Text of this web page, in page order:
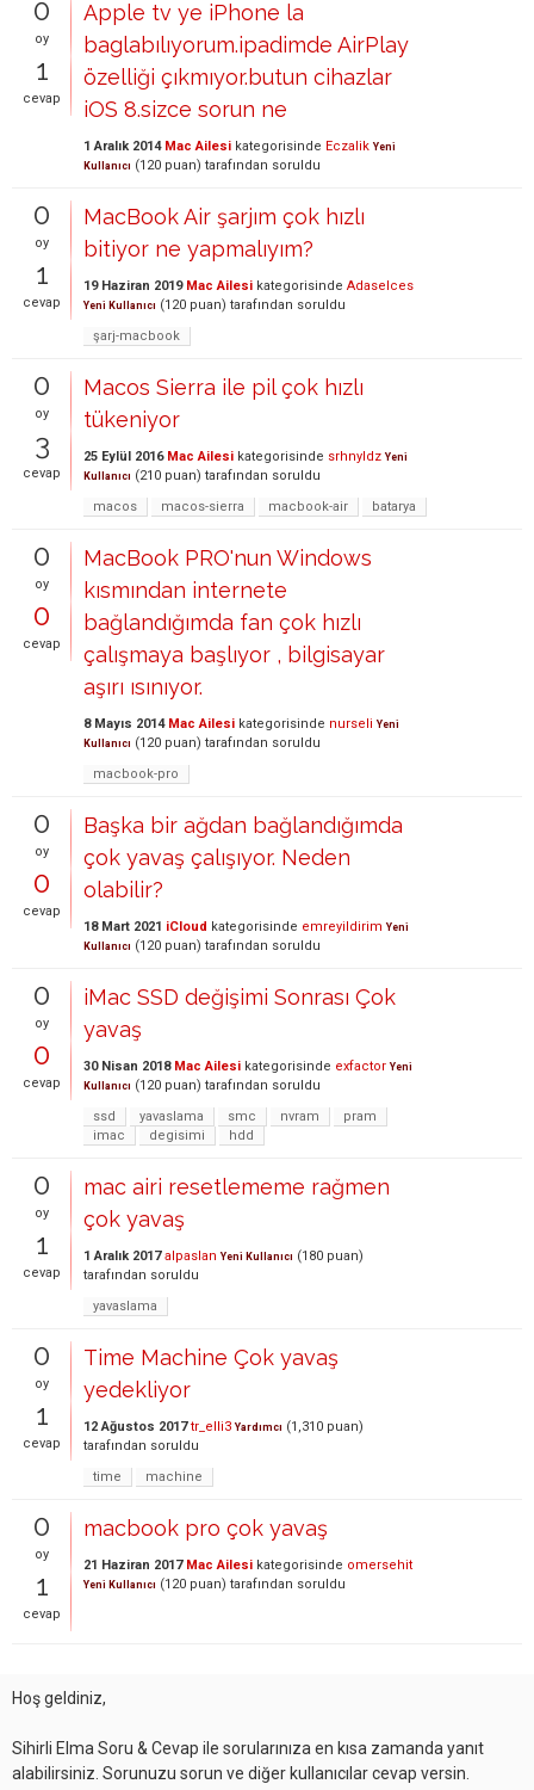
0
oy
1
cevap
Apple tv ye iPhone la
baglabılıyorum.ipadimde AirPlay
özelliği çıkmıyor.butun cihazlar
iOS 8.sizce sorun ne
1 Aralık 2014 Mac Ailesi kategorisinde Eczalik Yeni
Kullanıcı (120 puan) tarafından soruldu
0
oy
1
cevap
MacBook Air şarjım çok hızlı
bitiyor ne yapmalıyım?
19 Haziran 2019 Mac Ailesi kategorisinde Adaselces
Yeni Kullanıcı (120 puan) tarafından soruldu
şarj-macbook
0
oy
3
cevap
Macos Sierra ile pil çok hızlı
tükeniyor
25 Eylül 2016 Mac Ailesi kategorisinde srhnyldz Yeni
Kullanıcı (210 puan) tarafından soruldu
macos
macos-sierra macbook-air batarya
0
oy
0
cevap
MacBook PRO'nun Windows
kısmından internete
bağlandığımda fan çok hızlı
çalışmaya başlıyor , bilgisayar
aşırı ısınıyor.
8 Mayıs 2014 Mac Ailesi kategorisinde nurseli Yeni
Kullanıcı (120 puan) tarafından soruldu
macbook-pro
0
oy
0
cevap
Başka bir ağdan bağlandığımda
çok yavaş çalışıyor. Neden
olabilir?
18 Mart 2021 iCloud kategorisinde emreyildirim Yeni
Kullanıcı (120 puan) tarafından soruldu
0
oy
0
cevap
iMac SSD değişimi Sonrası Çok
yavaş
30 Nisan 2018 Mac Ailesi kategorisinde exfactor Yeni
Kullanıcı (120 puan) tarafından soruldu
ssd
yavaslama smc nvram
pram
imac
degisimi hdd
0
oy
1
cevap
mac airi resetlememe rağmen
çok yavaş
1 Aralık 2017 alpaslan Yeni Kullanıcı (180 puan)
tarafından soruldu
yavaslama
0
oy
1
cevap
Time Machine Çok yavaş
yedekliyor
12 Ağustos 2017 tr_elli3 Yardımcı (1,310 puan)
tarafından soruldu
time
machine
0
oy
1
cevap
macbook pro çok yavaş
21 Haziran 2017 Mac Ailesi kategorisinde omersehit
Yeni Kullanıcı (120 puan) tarafından soruldu
Hoş geldiniz,
Sihirli Elma Soru & Cevap ile sorularınıza en kısa zamanda yanıt
alabilirsiniz. Sorunuzu sorun ve diğer kullanıcılar cevap versin.